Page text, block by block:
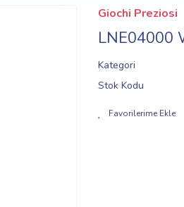
Giochi Preziosi
LNE04000
Kategori
Stok Kodu